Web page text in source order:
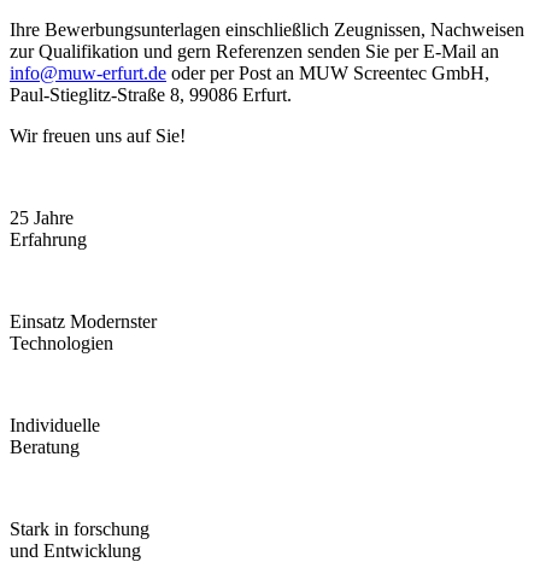
Ihre Bewerbungsunterlagen einschließlich Zeugnissen, Nachweisen
zur Qualifikation und gern Referenzen senden Sie per E-Mail an
info@muw-erfurt.de oder per Post an MUW Screentec GmbH,
Paul-Stieglitz-Straße 8, 99086 Erfurt.
Wir freuen uns auf Sie!
25 Jahre
Erfahrung
Einsatz Modernster
Technologien
Individuelle
Beratung
Stark in forschung
und Entwicklung